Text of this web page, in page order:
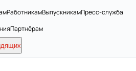
РаботникамВыпускникамПресс-служба
Партнёрам